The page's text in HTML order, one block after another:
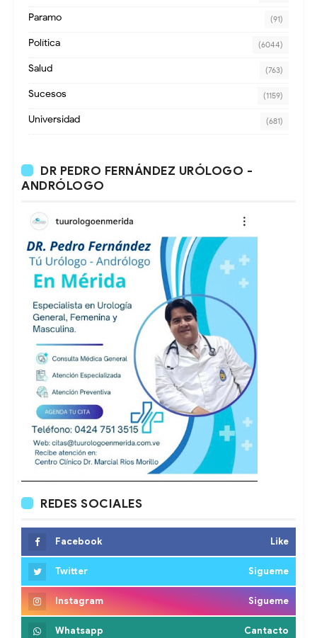
Paramo (91)
Política (6044)
Salud (763)
Sucesos (1159)
Universidad (681)
DR PEDRO FERNÁNDEZ URÓLOGO -
ANDRÓLOGO
REDES SOCIALES
Facebook Like
Twitter Sigueme
Instagram Sigueme
Whatsapp Cantacto